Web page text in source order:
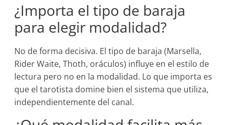
¿Importa el tipo de baraja
para elegir modalidad?
No de forma decisiva. El tipo de baraja (Marsella,
Rider Waite, Thoth, oráculos) influye en el estilo de
lectura pero no en la modalidad. Lo que importa es
que el tarotista domine bien el sistema que utiliza,
independientemente del canal.